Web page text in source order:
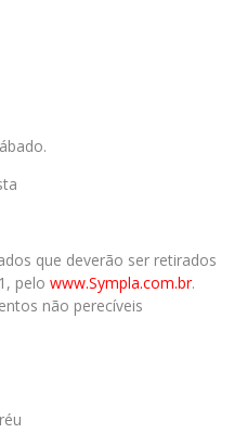
que deverão ser retirados
pelo www.Sympla.com.br.
não perecíveis